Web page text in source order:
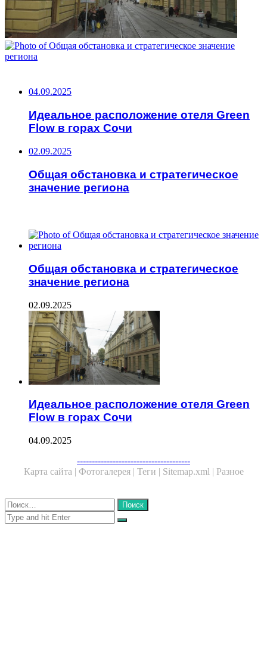
04.09.2025
Идеальное расположение отеля Green
Flow в горах Сочи
02.09.2025
Общая обстановка и стратегическое
значение региона
Общая обстановка и стратегическое
значение региона
02.09.2025
Идеальное расположение отеля Green
Flow в горах Сочи
04.09.2025
--------------------------------------
Карта сайта | Фотогалерея | Теги | Sitemap.xml | Разное
Close
Найти:
Close
Search